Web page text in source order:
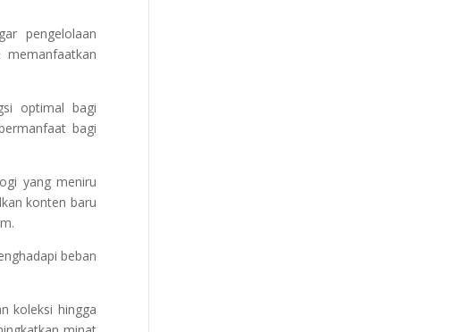
pengelolaan
optimal bagi
bagi
yang meniru
konten baru
beban
koleksi hingga